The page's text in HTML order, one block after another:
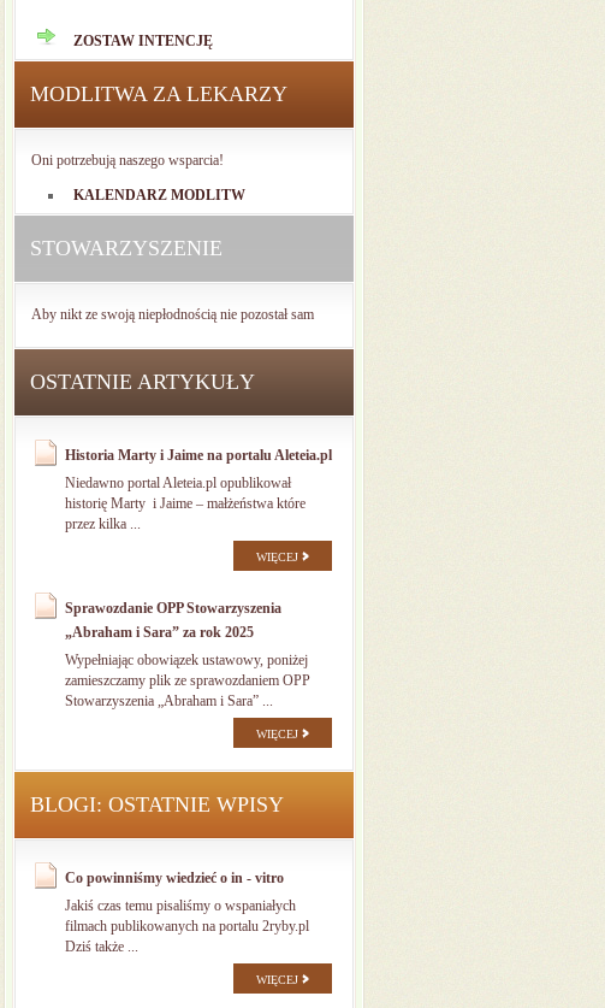
ZOSTAW INTENCJĘ
MODLITWA ZA LEKARZY
Oni potrzebują naszego wsparcia!
KALENDARZ MODLITW
STOWARZYSZENIE
Aby nikt ze swoją niepłodnością nie pozostał sam
OSTATNIE ARTYKUŁY
Historia Marty i Jaime na portalu Aleteia.pl
Niedawno portal Aleteia.pl opublikował
historię Marty i Jaime – małżeństwa które
przez kilka ...
WIĘCEJ
Sprawozdanie OPP Stowarzyszenia
„Abraham i Sara” za rok 2025
Wypełniając obowiązek ustawowy, poniżej
zamieszczamy plik ze sprawozdaniem OPP
Stowarzyszenia „Abraham i Sara” ...
WIĘCEJ
BLOGI: OSTATNIE WPISY
Co powinniśmy wiedzieć o in - vitro
Jakiś czas temu pisaliśmy o wspaniałych
filmach publikowanych na portalu 2ryby.pl
Dziś także ...
WIĘCEJ